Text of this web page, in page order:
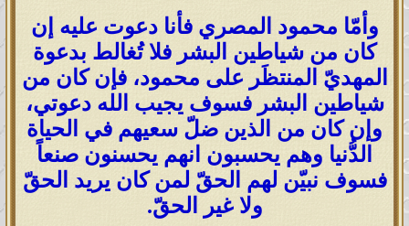
وأمّا محمود المصري فأنا دعوت عليه إن
كان من شياطين البشر فلا تُغالط بدعوة
المهديّ المنتظَر على محمود، فإن كان من
شياطين البشر فسوف يجيب الله دعوتي،
وإن كان من الذين ضلّ سعيهم في الحياة
الدُّنيا وهم يحسبون انهم يحسنون صنعاً
فسوف نبيّن لهم الحقّ لمن كان يريد الحقّ
ولا غير الحقّ.